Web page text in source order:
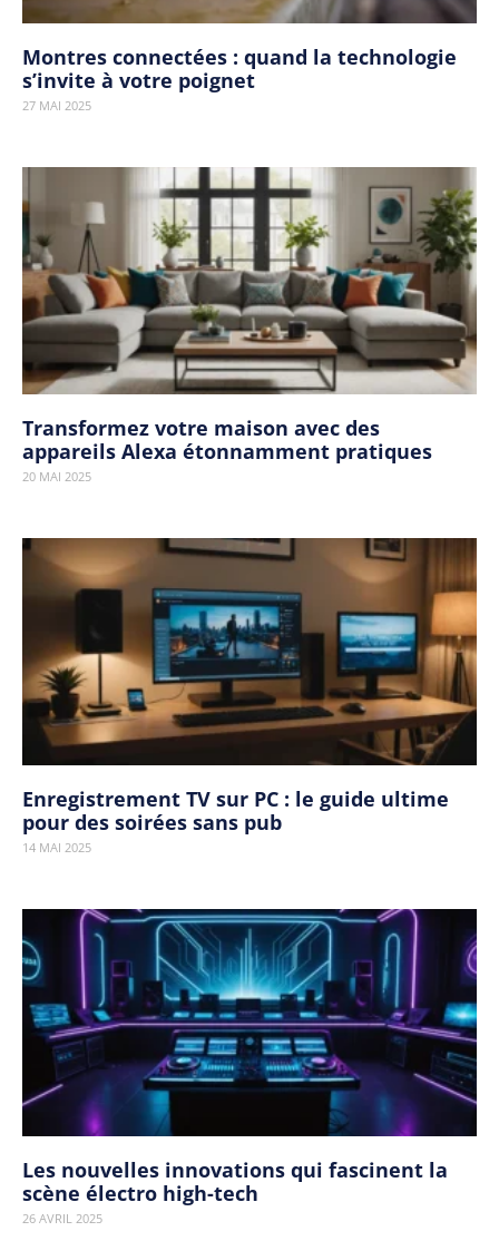
Montres connectées : quand la technologie
s’invite à votre poignet
27 MAI 2025
Transformez votre maison avec des
appareils Alexa étonnamment pratiques
20 MAI 2025
Enregistrement TV sur PC : le guide ultime
pour des soirées sans pub
14 MAI 2025
Les nouvelles innovations qui fascinent la
scène électro high-tech
26 AVRIL 2025